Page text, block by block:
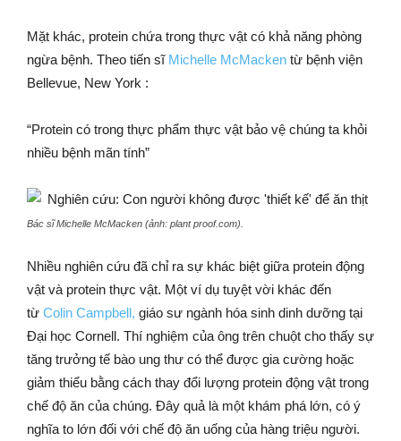
Mặt khác, protein chứa trong thực vật có khả năng phòng
ngừa bệnh. Theo tiến sĩ Michelle McMacken từ bệnh viện
Bellevue, New York :
“Protein có trong thực phẩm thực vật bảo vệ chúng ta khỏi
nhiều bệnh mãn tính”
Bác sĩ Michelle McMacken (ảnh: plant proof.com).
Nhiều nghiên cứu đã chỉ ra sự khác biệt giữa protein động
vật và protein thực vật. Một ví dụ tuyệt vời khác đến
từ Colin Campbell, giáo sư ngành hóa sinh dinh dưỡng tại
Đại học Cornell. Thí nghiệm của ông trên chuột cho thấy sự
tăng trưởng tế bào ung thư có thể được gia cường hoặc
giảm thiểu bằng cách thay đổi lượng protein động vật trong
chế độ ăn của chúng. Đây quả là một khám phá lớn, có ý
nghĩa to lớn đối với chế độ ăn uống của hàng triệu người.